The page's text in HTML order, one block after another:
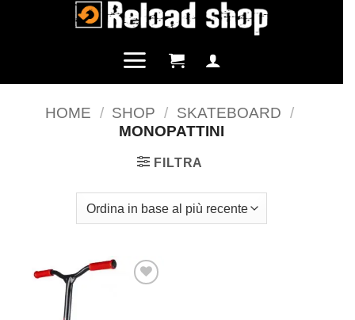
HOME / SHOP / SKATEBOARD /
MONOPATTINI
FILTRA